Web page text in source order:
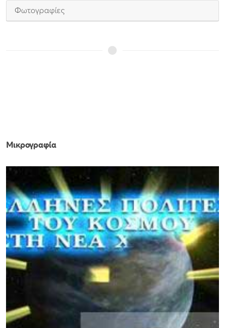
Φωτογραφίες
Μικρογραφία